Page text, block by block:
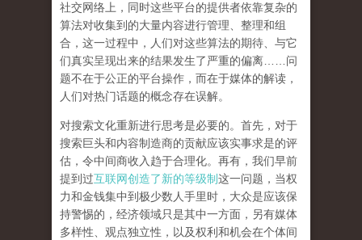
社交网络上，同时这些平台的提供者依靠复杂的
算法对收集到的大量内容进行管理、整理和组
合，这一过程中，人们对这些算法的期待、与它
们真实呈现出来的结果发生了严重的偏离
问
题不在于公正的平台操作，而在于媒体的解读，
人们对热门话题的概念存在误解。
对搜索文化重新进行思考是必要的。首先，对于
搜索巨头和内容制造商的贡献应该实事求是的评
估，令中间商收入趋于合理化。再有，我们早前
提到过互联网创造了新的等级制这一问题，当权
力和金钱集中到极少数人手里时，大众是应该保
持警惕的，经济领域只是其中一方面，另有媒体
多样性、观点独立性，以及权利和机会在个体间